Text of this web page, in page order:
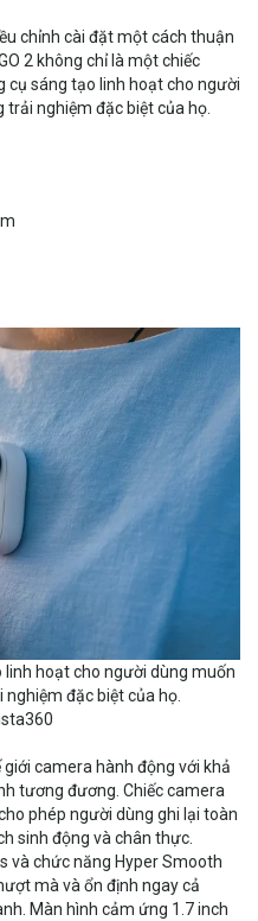
chỉnh cài đặt một cách thuận
2 không chỉ là một chiếc
cụ sáng tạo linh hoạt cho người
nghiệm đặc biệt của họ.
linh hoạt cho người dùng muốn
đặc biệt của họ.
camera hành động với khả
tương đương. Chiếc camera
phép người dùng ghi lại toàn
sinh động và chân thực.
và chức năng Hyper Smooth
mà và ổn định ngay cả
Màn hình cảm ứng 1.7 inch